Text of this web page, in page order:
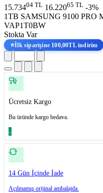
15.73404 TL 16.22065 TL -3%
1TB SAMSUNG 9100 PRO
VAP1T0BW
Stokta Var
⭐İlk siparişine 100,00TL indirim
Ücretsiz Kargo
Bu üründe kargo bedava.
14 Gün İçinde İade
Açılmamış orijinal ambalajda.